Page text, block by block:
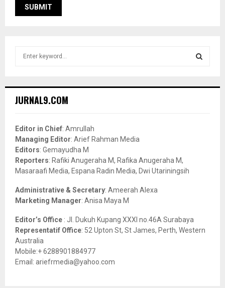
h
o
r
:
JURNAL9.COM
Editor in Chief: Amrullah
Managing Editor: Arief Rahman Media
Editors: Gemayudha M
Reporters: Rafiki Anugeraha M, Rafika Anugeraha M,
Masaraafi Media, Espana Radin Media, Dwi Utariningsih
Administrative & Secretary: Ameerah Alexa
Marketing Manager: Anisa Maya M
Editor’s Office : Jl. Dukuh Kupang XXXI no.46A Surabaya
Representatif Office: 52 Upton St, St James, Perth, Western
Australia
Mobile:+ 6288901884977
Email: ariefrmedia@yahoo.com